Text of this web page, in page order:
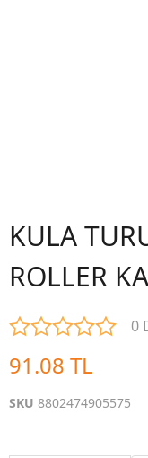
KULA
ROLLER
0
91.08 TL
SKU 8802474905575